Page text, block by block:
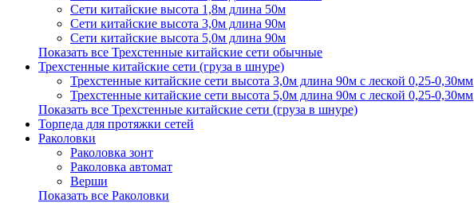
Сети китайские высота 1,8м длина 50м
Сети китайские высота 3,0м длина 90м
Сети китайские высота 5,0м длина 90м
Показать все Трехстенные китайские сети обычные
Трехстенные китайские сети (груза в шнуре)
Трехстенные китайские сети высота 3,0м длина 90м с леской 0,25-0,30мм
Трехстенные китайские сети высота 5,0м длина 90м с леской 0,25-0,30мм
Показать все Трехстенные китайские сети (груза в шнуре)
Торпеда для протяжки сетей
Раколовки
Раколовка зонт
Раколовка автомат
Верши
Показать все Раколовки